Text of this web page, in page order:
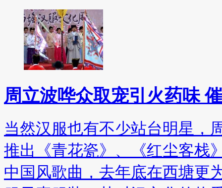
周立波哗众取宠引火药味
当然汉服也有不少站台明星，
推出《青花瓷》、《红尘客栈
中国风歌曲，去年底在西塘更